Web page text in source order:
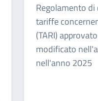
Regolamento
tariffe
(TARI)
modificato
nell'anno 2025